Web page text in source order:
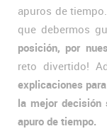
apuros de
que debermos
posición, por
reto divertido!
explicaciones
la mejor
apuro de tiempo.